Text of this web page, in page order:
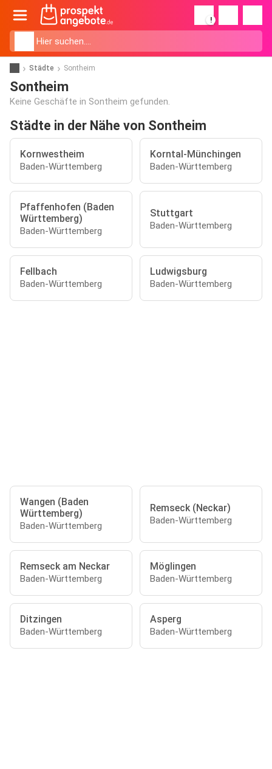
!
Städte Sontheim
Sontheim
Keine Geschäfte in Sontheim gefunden.
Städte in der Nähe von Sontheim
Kornwestheim
Baden-Württemberg
Korntal-Münchingen
Baden-Württemberg
Pfaffenhofen (Baden
Württemberg)
Baden-Württemberg
Stuttgart
Baden-Württemberg
Fellbach
Baden-Württemberg
Ludwigsburg
Baden-Württemberg
Wangen (Baden
Württemberg)
Baden-Württemberg
Remseck (Neckar)
Baden-Württemberg
Remseck am Neckar
Baden-Württemberg
Möglingen
Baden-Württemberg
Ditzingen
Baden-Württemberg
Asperg
Baden-Württemberg